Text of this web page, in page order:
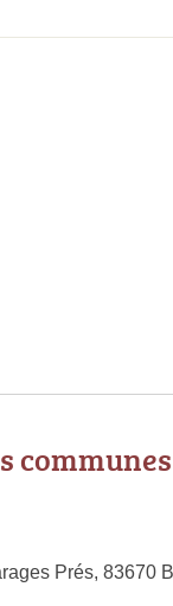
Prés, 83670